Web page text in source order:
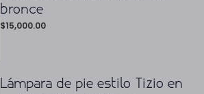
bronce
$15,000.00
Lámpara de pie estilo Tizio en